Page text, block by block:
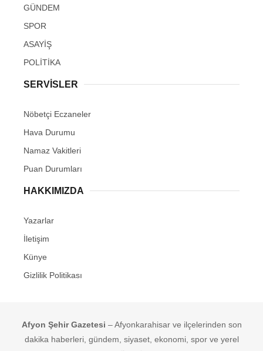
GÜNDEM
SPOR
ASAYİŞ
POLİTİKA
SERVİSLER
Nöbetçi Eczaneler
Hava Durumu
Namaz Vakitleri
Puan Durumları
HAKKIMIZDA
Yazarlar
İletişim
Künye
Gizlilik Politikası
Afyon Şehir Gazetesi – Afyonkarahisar ve ilçelerinden son
dakika haberleri, gündem, siyaset, ekonomi, spor ve yerel